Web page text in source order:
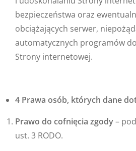
bezpieczeństwa oraz
obciążających serwer,
automatycznych programów
Strony internetowej.
4 Prawa osób, których dane
Prawo do cofnięcia zgody–
ust. 3 RODO.